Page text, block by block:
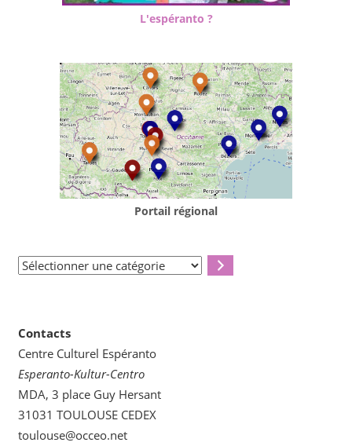
L'espéranto ?
Portail régional
Sélectionner
Contacts
Centre Culturel Espéranto
Esperanto-Kultur-Centro
MDA, 3 place Guy Hersant
31031 TOULOUSE CEDEX
toulouse@occeo.net